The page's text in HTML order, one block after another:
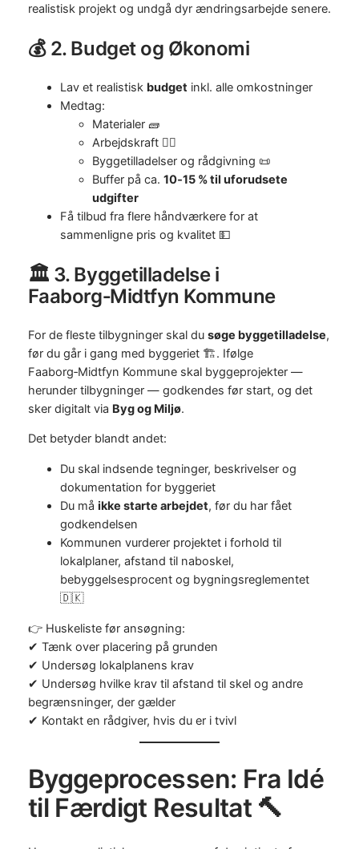
realistisk projekt og undgå dyr ændringsarbejde senere.
💰 2. Budget og Økonomi
Lav et realistisk budgetinkl. alle omkostninger
Medtag:
Materialer 🧱
Arbejdskraft 👷‍♂️
Byggetilladelser og rådgivning 📜
Buffer på ca. 10‑15 % til uforudsete
udgifter
Få tilbud fra flere håndværkere for at
sammenligne pris og kvalitet 💵
🏛️ 3. Byggetilladelse i
Faaborg‑Midtfyn Kommune
For de fleste tilbygninger skal du søge byggetilladelse,
før du går i gang med byggeriet 🏗️. Ifølge
Faaborg‑Midtfyn Kommune skal byggeprojekter —
herunder tilbygninger — godkendes før start, og det
sker digitalt via Byg og Miljø.
Det betyder blandt andet:
Du skal indsende tegninger, beskrivelser og
dokumentation for byggeriet
Du må ikke starte arbejdet, før du har fået
godkendelsen
Kommunen vurderer projektet i forhold til
lokalplaner, afstand til naboskel,
bebyggelsesprocent og bygningsreglementet
🇩🇰
👉 Huskeliste før ansøgning:
✔ Tænk over placering på grunden
✔ Undersøg lokalplanens krav
✔ Undersøg hvilke krav til afstand til skel og andre
begrænsninger, der gælder
✔ Kontakt en rådgiver, hvis du er i tvivl
Byggeprocessen: Fra Idé
til Færdigt Resultat 🔨